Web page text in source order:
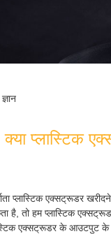
क्या प्लास्टिक
प्लास्टिक एक्सट्रूडर
है, तो हम प्लास्टिक
एक्सट्रूडर के आउटपुट के